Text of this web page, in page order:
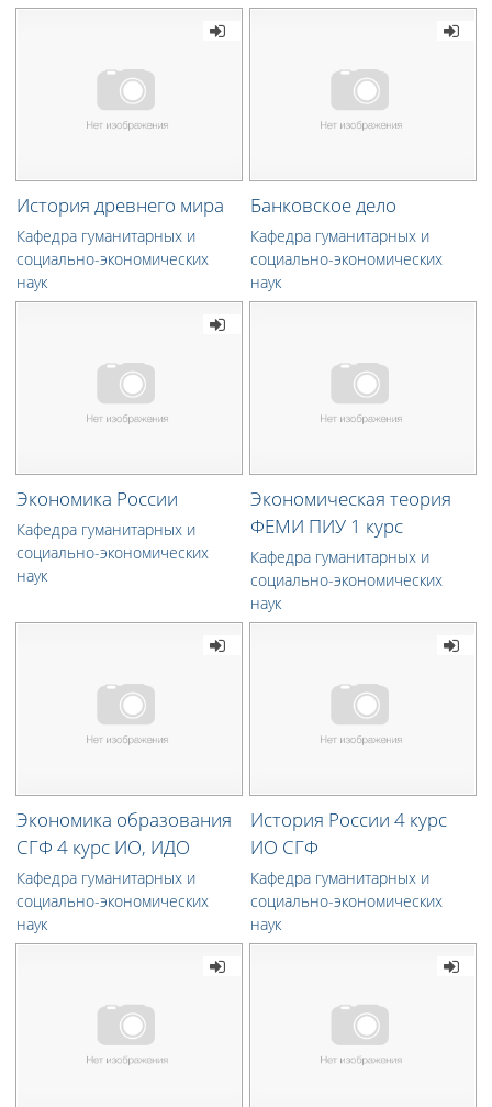
История древнего мира
Кафедра гуманитарных и
социально-экономических
наук
Банковское дело
Кафедра гуманитарных и
социально-экономических
наук
Экономика России
Кафедра гуманитарных и
социально-экономических
наук
Экономическая теория
ФЕМИ ПИУ 1 курс
Кафедра гуманитарных и
социально-экономических
наук
Экономика образования
СГФ 4 курс ИО, ИДО
Кафедра гуманитарных и
социально-экономических
наук
История России 4 курс
ИО СГФ
Кафедра гуманитарных и
социально-экономических
наук